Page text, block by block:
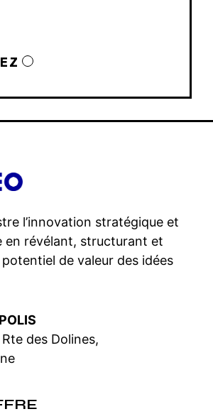
l’innovation stratégique et
en révélant, structurant et
de valeur des idées
des Dolines,